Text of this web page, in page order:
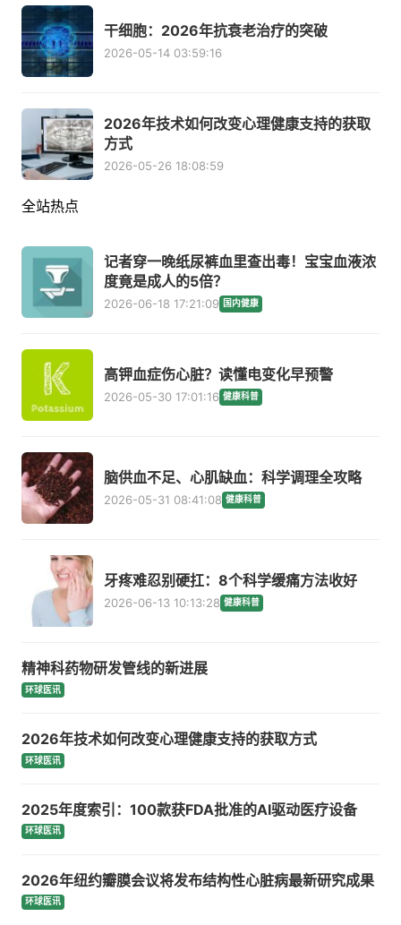
干细胞：2026年抗衰老治疗的突破
2026-05-14 03:59:16
2026年技术如何改变心理健康支持的获取
方式
2026-05-26 18:08:59
全站热点
记者穿一晚纸尿裤血里查出毒！宝宝血液浓
度竟是成人的5倍？
2026-06-18 17:21:09 国内健康
高钾血症伤心脏？读懂电变化早预警
2026-05-30 17:01:16 健康科普
脑供血不足、心肌缺血：科学调理全攻略
2026-05-31 08:41:08 健康科普
牙疼难忍别硬扛：8个科学缓痛方法收好
2026-06-13 10:13:28 健康科普
精神科药物研发管线的新进展
环球医讯
2026年技术如何改变心理健康支持的获取方式
环球医讯
2025年度索引：100款获FDA批准的AI驱动医疗设备
环球医讯
2026年纽约瓣膜会议将发布结构性心脏病最新研究成果
环球医讯